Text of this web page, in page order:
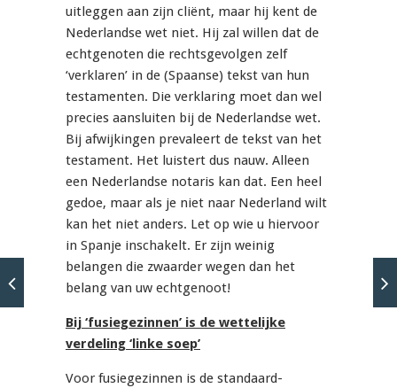
uitleggen aan zijn cliënt, maar hij kent de
Nederlandse wet niet. Hij zal willen dat de
echtgenoten die rechtsgevolgen zelf
‘verklaren’ in de (Spaanse) tekst van hun
testamenten. Die verklaring moet dan wel
precies aansluiten bij de Nederlandse wet.
Bij afwijkingen prevaleert de tekst van het
testament. Het luistert dus nauw. Alleen
een Nederlandse notaris kan dat. Een heel
gedoe, maar als je niet naar Nederland wilt
kan het niet anders. Let op wie u hiervoor
in Spanje inschakelt. Er zijn weinig
belangen die zwaarder wegen dan het
belang van uw echtgenoot!
Bij ‘fusiegezinnen’ is de wettelijke
verdeling ‘linke soep’
Voor fusiegezinnen is de standaard-